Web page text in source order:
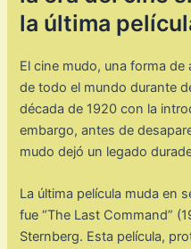
la última
El cine mudo, una forma de
de todo el mundo durante
década de 1920 con la
embargo, antes de
mudo dejó un legado
La última película muda en
fue “The Last Command”
Sternberg. Esta película,